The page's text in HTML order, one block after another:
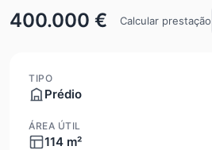
400.000 € Calcular prestação
TIPO
Prédio
ÁREA ÚTIL
114 m²